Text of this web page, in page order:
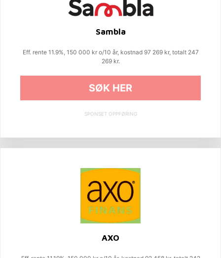
Sambla
Eff. rente 11.9%, 150 000 kr o/10 år, kostnad 97 269 kr, totalt 247
269 kr.
SØK HER
SPONSET OPPFØRING
AXO